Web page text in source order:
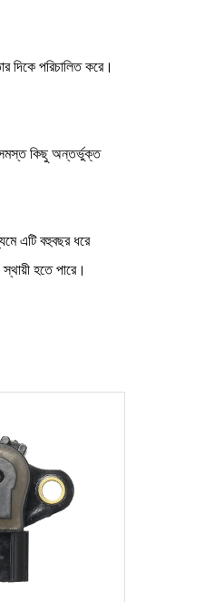
দিকে পরিচালিত করে।
সমস্ত কিছু অন্তর্ভুক্ত
এটি বহুবছর ধরে
হতে পারে।